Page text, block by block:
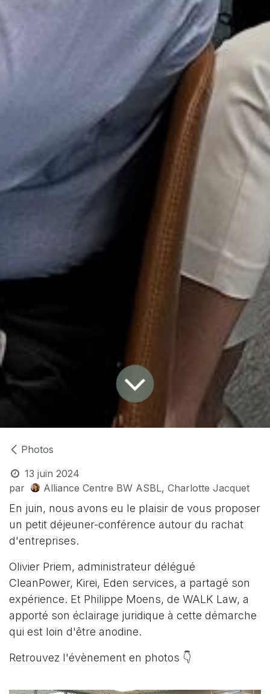
Photos
13 juin 2024
par
Alliance Centre BW ASBL, Charlotte Jacquet
En juin, nous avons eu le plaisir de vous proposer
un petit déjeuner-conférence autour du rachat
d'entreprises.
Olivier Priem, administrateur délégué
CleanPower, Kirei, Eden services, a partagé son
expérience. Et Philippe Moens, de WALK Law, a
apporté son éclairage juridique à cette démarche
qui est loin d'être anodine.
Retrouvez l'évènement en photos 👇